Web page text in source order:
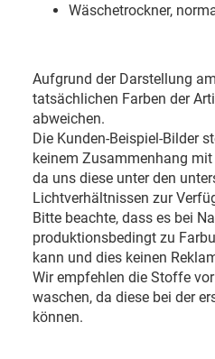
Wäschetrockner,
Aufgrund der Darstellung
tatsächlichen Farben der
abweichen.
Die Kunden-Beispiel-Bilder
keinem Zusammenhang
da uns diese unter den
Lichtverhältnissen zur
Bitte beachte, dass es bei
produktionsbedingt zu
kann und dies keinen
Wir empfehlen die Stoffe
waschen, da diese bei der
können.